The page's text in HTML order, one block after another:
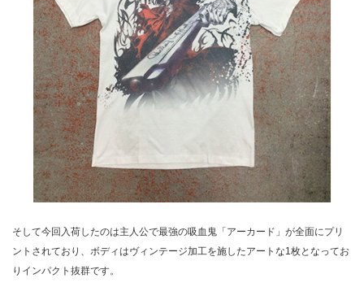
そして今回入荷したのは主人公で最強の吸血鬼「アーカード」が全面にプリ
ントされており、ボディはヴィンテージ加工を施したアートな1枚となってお
りインパクト抜群です。